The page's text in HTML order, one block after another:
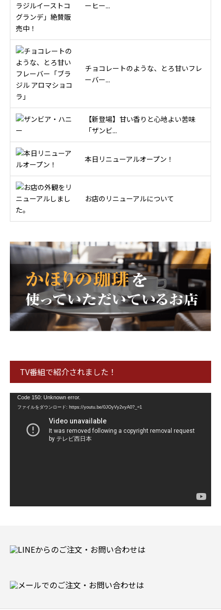
ーヒー...
チョコレートのような、とろ甘いフレ
ーバー...
【新登場】甘い香りと心地よい苦味
「ザンビ...
本日リニューアルオープン！
お店のリニューアルについて
TV番組で紹介されました！
Code 150: Unknown error.
ファイルをダウンロード: https://youtu.be/0JOyVy2vyA0?_=1